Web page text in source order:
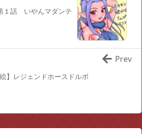
１話 いやんマダンテ
絵】レジェンドホースドルボ
Prev